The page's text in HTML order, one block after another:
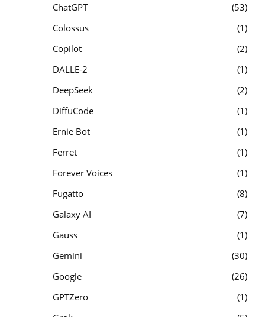
ChatGPT
53
Colossus
1
Copilot
2
DALLE-2
1
DeepSeek
2
DiffuCode
1
Ernie Bot
1
Ferret
1
Forever Voices
1
Fugatto
8
Galaxy AI
7
Gauss
1
Gemini
30
Google
26
GPTZero
1